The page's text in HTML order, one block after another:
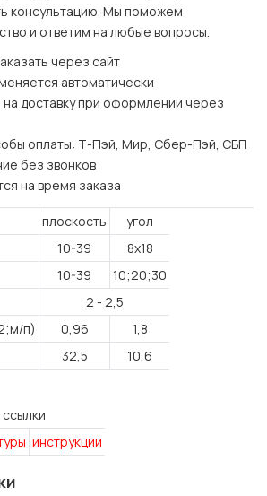
консультацию. Мы поможем
и ответим на любые вопросы.
через сайт
автоматически
доставку при оформлении через
оплаты: Т-Пэй, Мир, Сбер-Пэй, СБП
без звонков
на время заказа
плоскость
угол
10-39
8x18
10-39
10;20;30
2 - 2,5
п)
0,96
1,8
32,5 10,6
инструкции